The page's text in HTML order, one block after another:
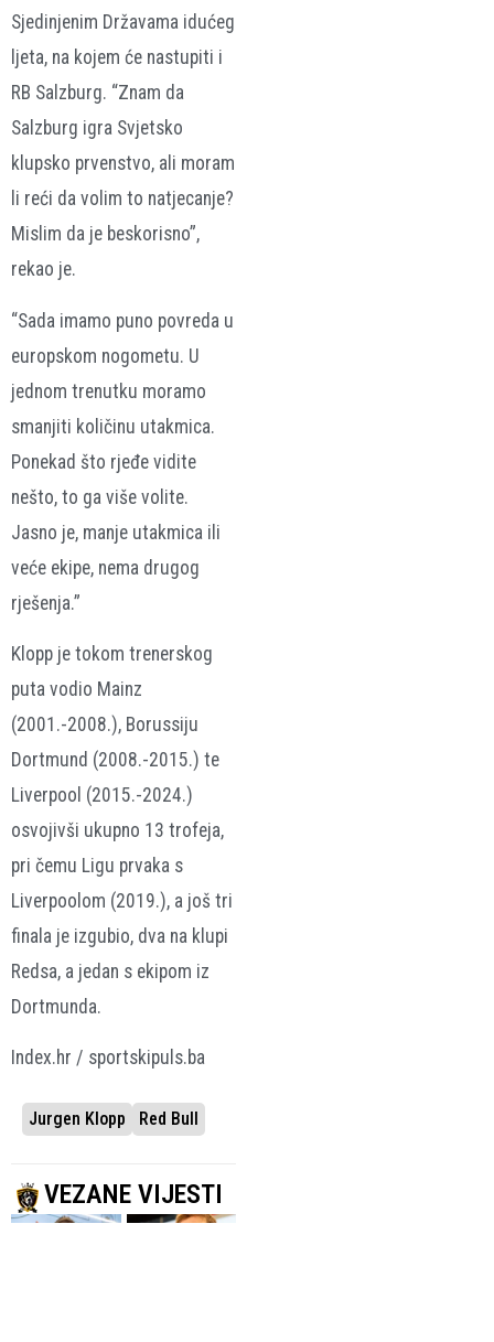
Sjedinjenim Državama idućeg
ljeta, na kojem će nastupiti i
RB Salzburg. “Znam da
Salzburg igra Svjetsko
klupsko prvenstvo, ali moram
li reći da volim to natjecanje?
Mislim da je beskorisno”,
rekao je.
“Sada imamo puno povreda u
europskom nogometu. U
jednom trenutku moramo
smanjiti količinu utakmica.
Ponekad što rjeđe vidite
nešto, to ga više volite.
Jasno je, manje utakmica ili
veće ekipe, nema drugog
rješenja.”
Klopp je tokom trenerskog
puta vodio Mainz
(2001.-2008.), Borussiju
Dortmund (2008.-2015.) te
Liverpool (2015.-2024.)
osvojivši ukupno 13 trofeja,
pri čemu Ligu prvaka s
Liverpoolom (2019.), a još tri
finala je izgubio, dva na klupi
Redsa, a jedan s ekipom iz
Dortmunda.
Index.hr / sportskipuls.ba
Jurgen Klopp Red Bull
VEZANE VIJESTI